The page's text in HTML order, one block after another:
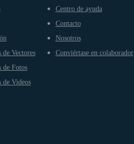
de Vectores
de Fotos
de Videos
Centro de ayuda
Contacto
Nosotros
Conviértase en colaborador